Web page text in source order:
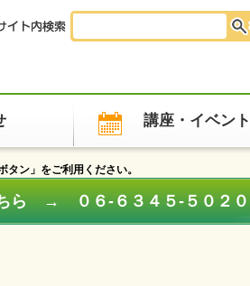
講座・イベント
ン」をご利用ください。
→ ０６‐６３４５‐５０２０